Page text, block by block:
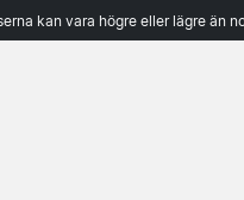
kan vara högre eller lägre än